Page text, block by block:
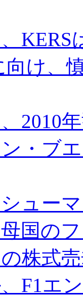
KERS
向け、
2010
・ブ
ュー
国の
株式
F1エ